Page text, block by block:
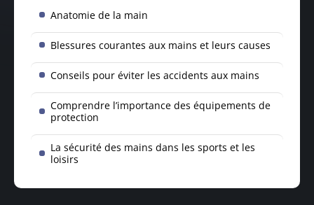
Anatomie de la main
Blessures courantes aux mains et leurs causes
Conseils pour éviter les accidents aux mains
Comprendre l’importance des équipements de
protection
La sécurité des mains dans les sports et les
loisirs